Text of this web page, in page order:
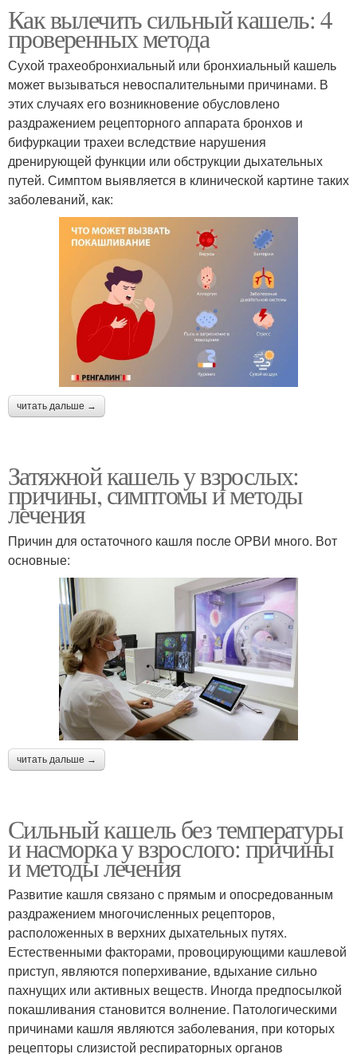
Как вылечить сильный кашель: 4
проверенных метода
Сухой трахеобронхиальный или бронхиальный кашель
может вызываться невоспалительными причинами. В
этих случаях его возникновение обусловлено
раздражением рецепторного аппарата бронхов и
бифуркации трахеи вследствие нарушения
дренирующей функции или обструкции дыхательных
путей. Симптом выявляется в клинической картине таких
заболеваний, как:
читать дальше →
Затяжной кашель у взрослых:
причины, симптомы и методы
лечения
Причин для остаточного кашля после ОРВИ много. Вот
основные:
читать дальше →
Сильный кашель без температуры
и насморка у взрослого: причины
и методы лечения
Развитие кашля связано с прямым и опосредованным
раздражением многочисленных рецепторов,
расположенных в верхних дыхательных путях.
Естественными факторами, провоцирующими кашлевой
приступ, являются поперхивание, вдыхание сильно
пахнущих или активных веществ. Иногда предпосылкой
покашливания становится волнение. Патологическими
причинами кашля являются заболевания, при которых
рецепторы слизистой респираторных органов